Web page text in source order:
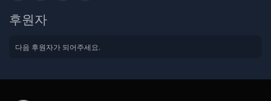
후원자
다음 후원자가 되어주세요.